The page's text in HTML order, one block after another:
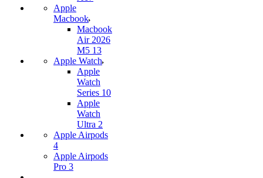
Apple
Macbook
Macbook
Air 2026
M5 13
Apple Watch
Apple
Watch
Series 10
Apple
Watch
Ultra 2
Apple Airpods
4
Apple Airpods
Pro 3